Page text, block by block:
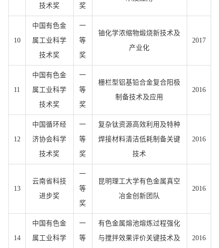
技术奖
奖
10
中国有色金
属工业科学
技术奖
一
等
奖
铀化学浓缩物煅烧新技术及
产业化
2017
11
中国有色金
属工业科学
技术奖
一
等
奖
栅栏型铝基铅合金复合阳极
制备技术及应用
2016
12
中国循环经
济协会科学
技术奖
一
等
奖
复杂钛资源高效利用及特种
焊接材料清洁低耗制备关键
技术
2016
13
云南省科技
进步奖
一
等
奖
昆明理工大学有色金属真空
冶金创新团队
2016
14
中国有色金
属工业科学
一
等
有色金属熔池熔炼过程强化
与搅拌效果评价关键技术及
2016